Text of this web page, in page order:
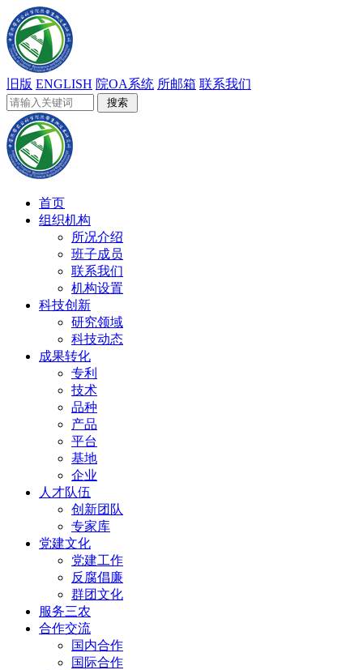
旧版 ENGLISH 院OA系统 所邮箱 联系我们
首页
组织机构
所况介绍
班子成员
联系我们
机构设置
科技创新
研究领域
科技动态
成果转化
专利
技术
品种
产品
平台
基地
企业
人才队伍
创新团队
专家库
党建文化
党建工作
反腐倡廉
群团文化
服务三农
合作交流
国内合作
国际合作